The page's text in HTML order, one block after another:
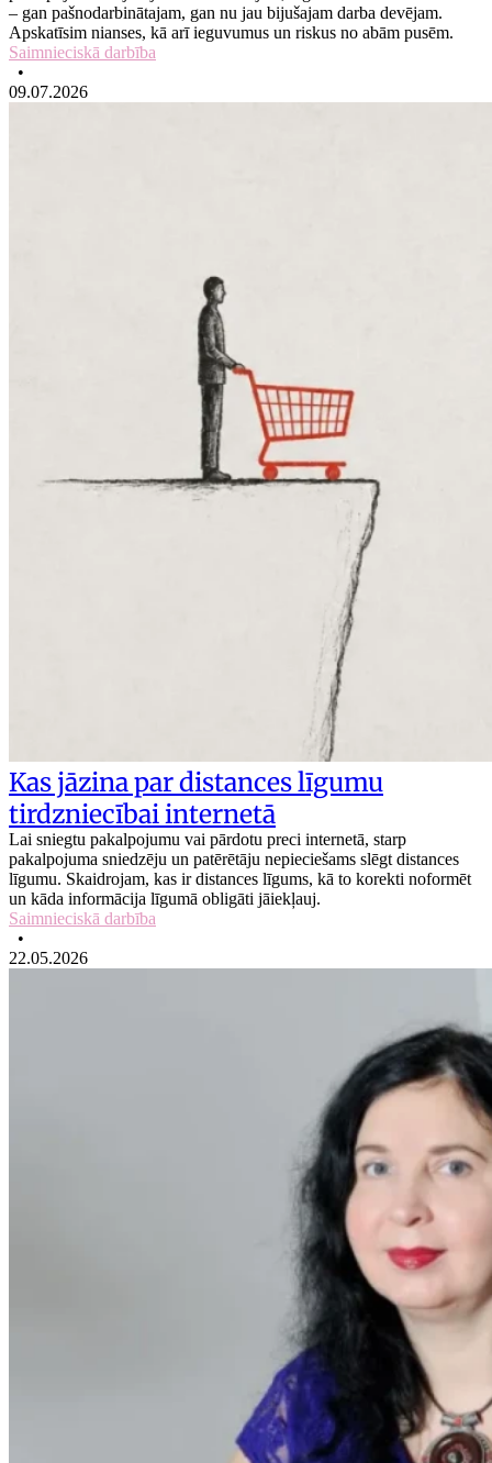
– gan pašnodarbinātajam, gan nu jau bijušajam darba devējam.
Apskatīsim nianses, kā arī ieguvumus un riskus no abām pusēm.
Saimnieciskā darbība
•
09.07.2026
Kas jāzina par distances līgumu
tirdzniecībai internetā
Lai sniegtu pakalpojumu vai pārdotu preci internetā, starp
pakalpojuma sniedzēju un patērētāju nepieciešams slēgt distances
līgumu. Skaidrojam, kas ir distances līgums, kā to korekti noformēt
un kāda informācija līgumā obligāti jāiekļauj.
Saimnieciskā darbība
•
22.05.2026